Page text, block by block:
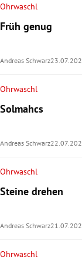
Ohrwaschl
Früh genug
Andreas Schwarz
Ohrwaschl
Solmahcs
Andreas Schwarz
Ohrwaschl
Steine drehen
Andreas Schwarz
Ohrwaschl